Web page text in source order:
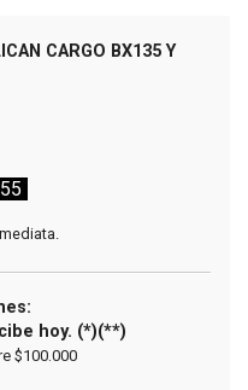
CARGO BX135 Y
hoy. (*)(**)
$100.000